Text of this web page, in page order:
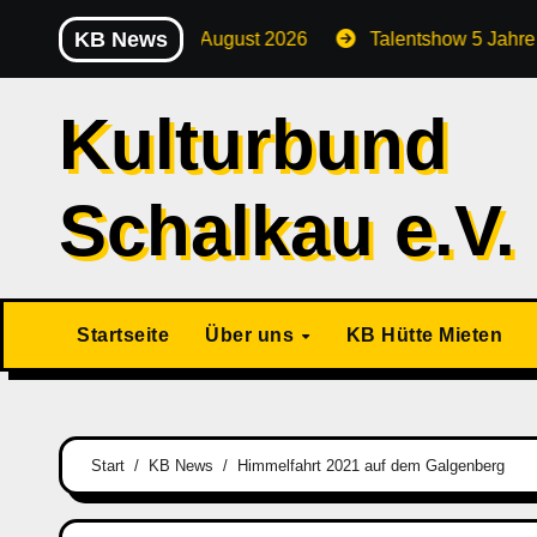
Inhalten
springen
KB News
Stammtisch August 2026 Talentshow 5 Jahre
Kulturbund
Schalkau e.V.
Startseite Über uns KB Hütte Mieten
Start KB News Himmelfahrt 2021 auf dem Galgenberg